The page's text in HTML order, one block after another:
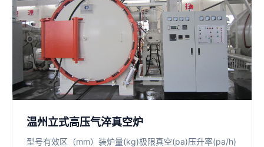
温州立式高压气淬真空炉
型号有效区（mm）装炉量(kg)极限真空(pa)压升率(pa/h)